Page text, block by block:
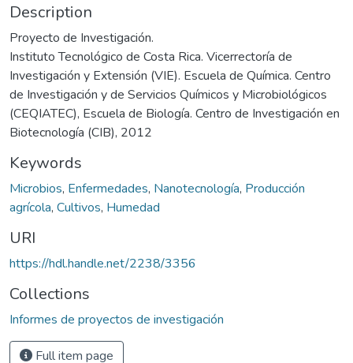
Description
Proyecto de Investigación.
Instituto Tecnológico de Costa Rica. Vicerrectoría de
Investigación y Extensión (VIE). Escuela de Química. Centro
de Investigación y de Servicios Químicos y Microbiológicos
(CEQIATEC), Escuela de Biología. Centro de Investigación en
Biotecnología (CIB), 2012
Keywords
Microbios, Enfermedades, Nanotecnología, Producción
agrícola, Cultivos, Humedad
URI
https://hdl.handle.net/2238/3356
Collections
Informes de proyectos de investigación
Full item page